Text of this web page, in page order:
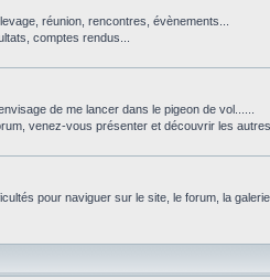
réunion, rencontres, évènements...
comptes rendus...
de me lancer dans le pigeon de vol......
venez-vous présenter et découvrir les
pour naviguer sur le site, le forum, la